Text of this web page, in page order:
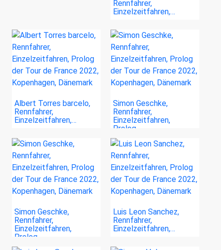
Rennfahrer,
Einzelzeitfahren,…
Albert Torres barcelo,
Rennfahrer,
Einzelzeitfahren,…
Simon Geschke,
Rennfahrer,
Einzelzeitfahren,
Prolog…
Simon Geschke,
Rennfahrer,
Einzelzeitfahren,
Prolog…
Luis Leon Sanchez,
Rennfahrer,
Einzelzeitfahren,…